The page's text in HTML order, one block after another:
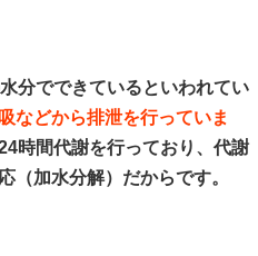
水分でできているといわれてい
などから排泄を行っていま
時間代謝を行っており、代謝
（加水分解）だからです。